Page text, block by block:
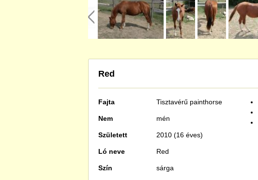
Red
Fajta Tisztavérű painthorse
Nem mén
Született 2010 (16 éves)
Ló neve Red
Szín sárga